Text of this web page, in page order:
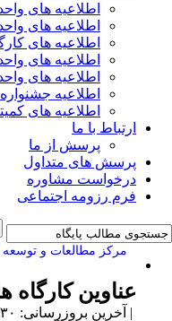
اطلاعیه های
اطلاعیه های
اطلاعیه های
اطلاعیه های
اطلاعیه های
اطلاعیه
اطلاعیه های
ارتباط با ما
پرسش از ما
پرسش های متداول
درخواست مشاوره
فرم رزومه اجتماعی
مرکز مطالعات و
عناوین کارگاه
| آخرین بروزرسانی: ۱۴۰۳/۴/۳۰ |